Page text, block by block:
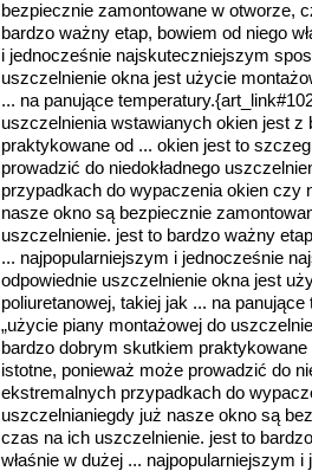
bezpiecznie zamontowane w otworze,
bardzo ważny etap, bowiem od niego
i jednocześnie najskuteczniejszym
uszczelnienie okna jest użycie
... na panujące
uszczelnienia wstawianych okien jest
praktykowane od ... okien jest to
prowadzić do niedokładnego
przypadkach do wypaczenia okien czy
nasze okno są bezpiecznie
uszczelnienie. jest to bardzo ważny
... najpopularniejszym i jednocześnie
odpowiednie uszczelnienie okna jest
poliuretanowej, takiej jak ... na
„użycie piany montażowej do
bardzo dobrym skutkiem
istotne, ponieważ może prowadzić do
ekstremalnych przypadkach do
uszczelnianiegdy już nasze okno są
czas na ich uszczelnienie. jest to
właśnie w dużej ... najpopularniejszym